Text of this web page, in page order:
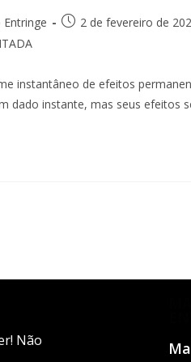
2 de fevereiro de
instantâneo de efeitos
dado instante, mas seus efeitos
Não